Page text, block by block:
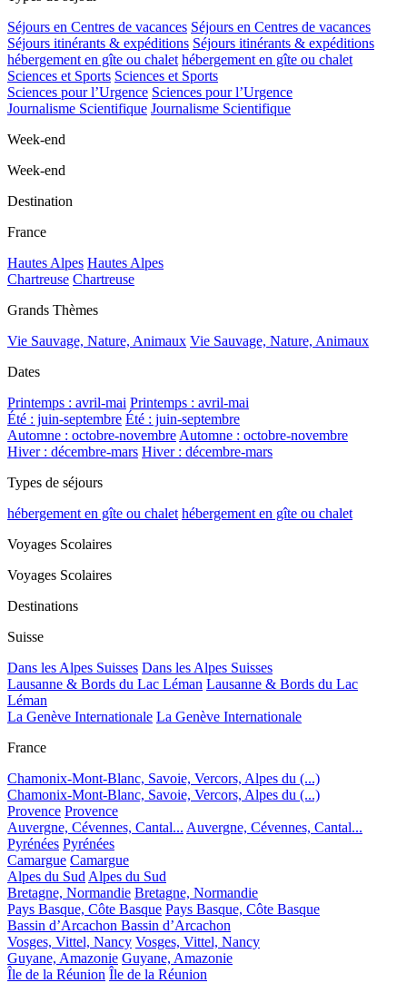
Séjours en Centres de vacances Séjours en Centres de vacances
Séjours itinérants & expéditions Séjours itinérants & expéditions
hébergement en gîte ou chalet hébergement en gîte ou chalet
Sciences et Sports Sciences et Sports
Sciences pour l’Urgence Sciences pour l’Urgence
Journalisme Scientifique Journalisme Scientifique
Week-end
Week-end
Destination
France
Hautes Alpes Hautes Alpes
Chartreuse Chartreuse
Grands Thèmes
Vie Sauvage, Nature, Animaux Vie Sauvage, Nature, Animaux
Dates
Printemps : avril-mai Printemps : avril-mai
Été : juin-septembre Été : juin-septembre
Automne : octobre-novembre Automne : octobre-novembre
Hiver : décembre-mars Hiver : décembre-mars
Types de séjours
hébergement en gîte ou chalet hébergement en gîte ou chalet
Voyages Scolaires
Voyages Scolaires
Destinations
Suisse
Dans les Alpes Suisses Dans les Alpes Suisses
Lausanne & Bords du Lac Léman Lausanne & Bords du Lac
Léman
La Genève Internationale La Genève Internationale
France
Chamonix-Mont-Blanc, Savoie, Vercors, Alpes du (...)
Chamonix-Mont-Blanc, Savoie, Vercors, Alpes du (...)
Provence Provence
Auvergne, Cévennes, Cantal... Auvergne, Cévennes, Cantal...
Pyrénées Pyrénées
Camargue Camargue
Alpes du Sud Alpes du Sud
Bretagne, Normandie Bretagne, Normandie
Pays Basque, Côte Basque Pays Basque, Côte Basque
Bassin d’Arcachon Bassin d’Arcachon
Vosges, Vittel, Nancy Vosges, Vittel, Nancy
Guyane, Amazonie Guyane, Amazonie
Île de la Réunion Île de la Réunion